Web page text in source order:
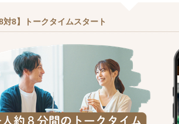
8対8】トークタイムスタート